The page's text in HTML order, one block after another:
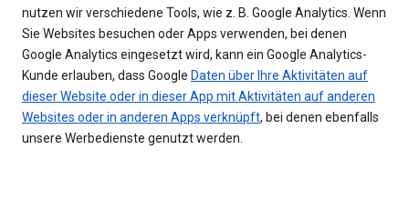
nutzen wir verschiedene Tools, wie z. B. Google Analytics. Wenn
Sie Websites besuchen oder Apps verwenden, bei denen
Google Analytics eingesetzt wird, kann ein Google Analytics-
Kunde erlauben, dass Google Daten über Ihre Aktivitäten auf
dieser Website oder in dieser App mit Aktivitäten auf anderen
Websites oder in anderen Apps verknüpft, bei denen ebenfalls
unsere Werbedienste genutzt werden.